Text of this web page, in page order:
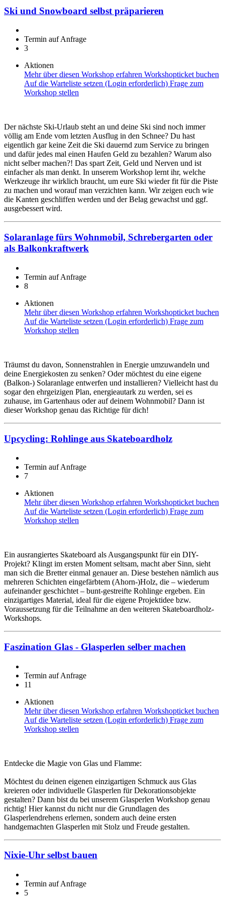
Ski und Snowboard selbst präparieren
Termin auf Anfrage
3
Aktionen
Mehr über diesen Workshop erfahren Workshopticket buchen
Auf die Warteliste setzen (Login erforderlich) Frage zum
Workshop stellen
Der nächste Ski-Urlaub steht an und deine Ski sind noch immer
völlig am Ende vom letzten Ausflug in den Schnee? Du hast
eigentlich gar keine Zeit die Ski dauernd zum Service zu bringen
und dafür jedes mal einen Haufen Geld zu bezahlen? Warum also
nicht selber machen?! Das spart Zeit, Geld und Nerven und ist
einfacher als man denkt. In unserem Workshop lernt ihr, welche
Werkzeuge ihr wirklich braucht, um eure Ski wieder fit für die Piste
zu machen und worauf man verzichten kann. Wir zeigen euch wie
die Kanten geschliffen werden und der Belag gewachst und ggf.
ausgebessert wird.
Solaranlage fürs Wohnmobil, Schrebergarten oder
als Balkonkraftwerk
Termin auf Anfrage
8
Aktionen
Mehr über diesen Workshop erfahren Workshopticket buchen
Auf die Warteliste setzen (Login erforderlich) Frage zum
Workshop stellen
Träumst du davon, Sonnenstrahlen in Energie umzuwandeln und
deine Energiekosten zu senken? Oder möchtest du eine eigene
(Balkon-) Solaranlage entwerfen und installieren? Vielleicht hast du
sogar den ehrgeizigen Plan, energieautark zu werden, sei es
zuhause, im Gartenhaus oder auf deinem Wohnmobil? Dann ist
dieser Workshop genau das Richtige für dich!
Upcycling: Rohlinge aus Skateboardholz
Termin auf Anfrage
7
Aktionen
Mehr über diesen Workshop erfahren Workshopticket buchen
Auf die Warteliste setzen (Login erforderlich) Frage zum
Workshop stellen
Ein ausrangiertes Skateboard als Ausgangspunkt für ein DIY-
Projekt? Klingt im ersten Moment seltsam, macht aber Sinn, sieht
man sich die Bretter einmal genauer an. Diese bestehen nämlich aus
mehreren Schichten eingefärbtem (Ahorn-)Holz, die – wiederum
aufeinander geschichtet – bunt-gestreifte Rohlinge ergeben. Ein
einzigartiges Material, ideal für die eigene Projektidee bzw.
Voraussetzung für die Teilnahme an den weiteren Skateboardholz-
Workshops.
Faszination Glas - Glasperlen selber machen
Termin auf Anfrage
11
Aktionen
Mehr über diesen Workshop erfahren Workshopticket buchen
Auf die Warteliste setzen (Login erforderlich) Frage zum
Workshop stellen
Entdecke die Magie von Glas und Flamme:
Möchtest du deinen eigenen einzigartigen Schmuck aus Glas
kreieren oder individuelle Glasperlen für Dekorationsobjekte
gestalten? Dann bist du bei unserem Glasperlen Workshop genau
richtig! Hier kannst du nicht nur die Grundlagen des
Glasperlendrehens erlernen, sondern auch deine ersten
handgemachten Glasperlen mit Stolz und Freude gestalten.
Nixie-Uhr selbst bauen
Termin auf Anfrage
5